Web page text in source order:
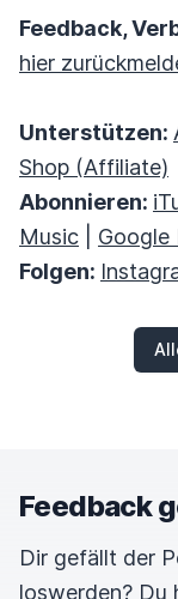
Feedback,
hier
Unterstützen:
Shop (Affiliate)
Abonnieren:
Music
Google
Folgen:
Feedback
Dir gefällt der
loswerden? Du